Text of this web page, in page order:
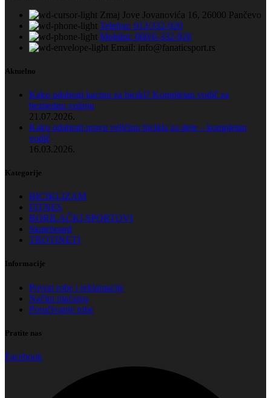
Zmaj Jove Jovanovića 16, 26000 Pančevo
Telefon: 013/332-920
Mobilni: 060/0-332-920
Email: info@fanaticsport.rs
Aktuelno
Kako odabrati kacigu za bicikl? Kompletan vodič za
bezbednu vožnju
21.07.2026.
Kako odabrati pravu veličinu bicikla za dete – kompletan
vodič
16.03.2026.
Kategorije
BICIKLIZAM
FITNES
BORILAČKI SPORTOVI
Skateboard
TROTINETI
Informacije
Povrat robe i reklamacije
Načini plaćanja
Poručivanje robe
Pratite nas
Facebook